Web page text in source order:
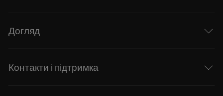
Догляд
Контакти і підтримка